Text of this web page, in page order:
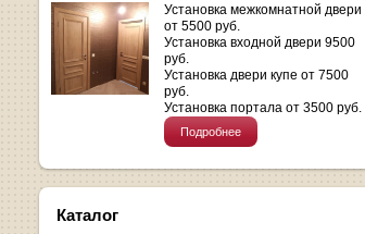
Установка межкомнатной двери
от 5500 руб.
Установка входной двери 9500
руб.
Установка двери купе от 7500
руб.
Установка портала от 3500 руб.
Подробнее
Каталог